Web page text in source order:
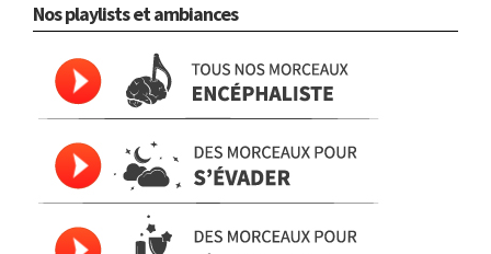
Nos playlists et ambiances